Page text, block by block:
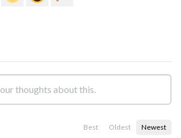
Best Oldest Newest